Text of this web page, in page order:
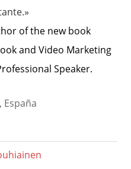
of the new book
and Video Marketing
Speaker.
España